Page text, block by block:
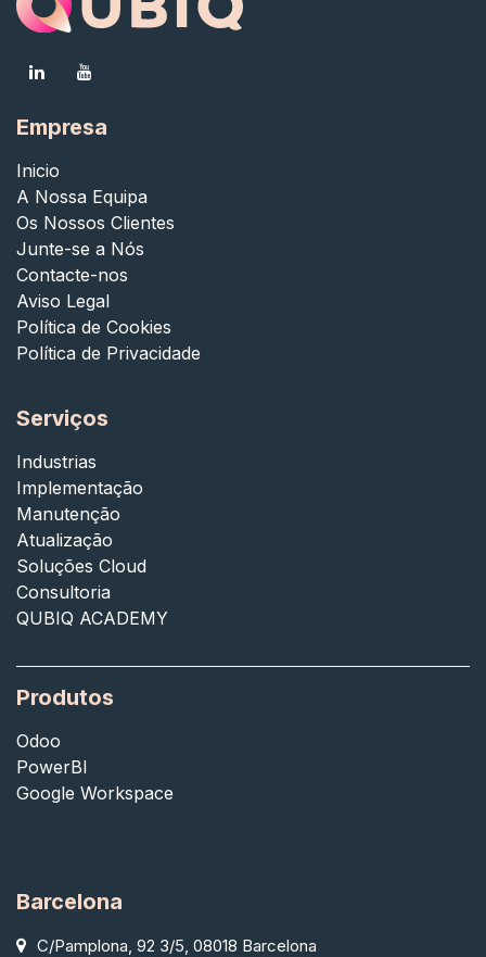
Serviços
Industrias
Implementação
Manutenção
Atualização
Soluções Cloud
Consultoria
QUBIQ ACADEMY
Produtos
Odoo
PowerBI
Google Workspace
Barcelona
C/Pamplona, 92 3/5, 08018 Barcelona
Empresa
Inicio
A Nossa Equipa
Os Nossos Clientes
Junte-se a Nós
Contacte-nos
Aviso Legal
Política de Cookies
Política de Privacidade